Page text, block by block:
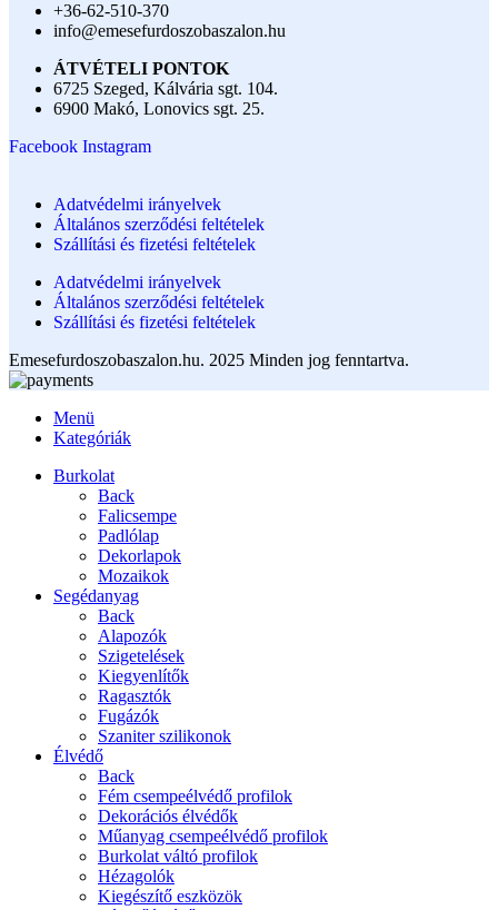
+36-62-510-370
info@emesefurdoszobaszalon.hu
ÁTVÉTELI PONTOK
6725 Szeged, Kálvária sgt. 104.​
6900 Makó, Lonovics sgt. 25.
Facebook Instagram
Adatvédelmi irányelvek
Általános szerződési feltételek
Szállítási és fizetési feltételek
Adatvédelmi irányelvek
Általános szerződési feltételek
Szállítási és fizetési feltételek
Emesefurdoszobaszalon.hu. 2025 Minden jog fenntartva.
Menü
Kategóriák
Burkolat
Back
Falicsempe
Padlólap
Dekorlapok
Mozaikok
Segédanyag
Back
Alapozók
Szigetelések
Kiegyenlítők
Ragasztók
Fugázók
Szaniter szilikonok
Élvédő
Back
Fém csempeélvédő profilok
Dekorációs élvédők
Műanyag csempeélvédő profilok
Burkolat váltó profilok
Hézagolók
Kiegészítő eszközök